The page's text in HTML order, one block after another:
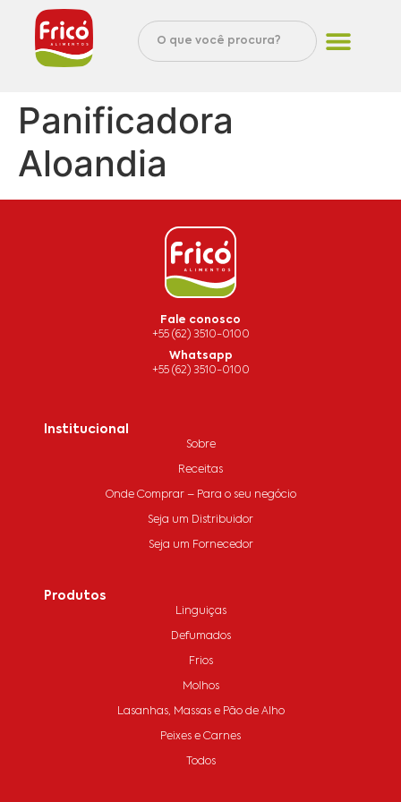
Panificadora
Aloandia
Fale conosco
+55 (62) 3510-0100
Whatsapp
+55 (62) 3510-0100
Institucional
Sobre
Receitas
Onde Comprar – Para o seu negócio
Seja um Distribuidor
Seja um Fornecedor
Produtos
Linguiças
Defumados
Frios
Molhos
Lasanhas, Massas e Pão de Alho
Peixes e Carnes
Todos